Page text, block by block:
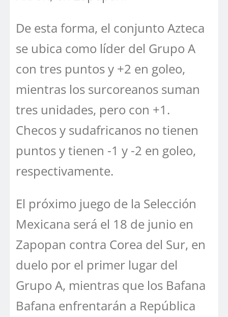
De esta forma, el conjunto Azteca
se ubica como líder del Grupo A
con tres puntos y +2 en goleo,
mientras los surcoreanos suman
tres unidades, pero con +1.
Checos y sudafricanos no tienen
puntos y tienen -1 y -2 en goleo,
respectivamente.
El próximo juego de la Selección
Mexicana será el 18 de junio en
Zapopan contra Corea del Sur, en
duelo por el primer lugar del
Grupo A, mientras que los Bafana
Bafana enfrentarán a República